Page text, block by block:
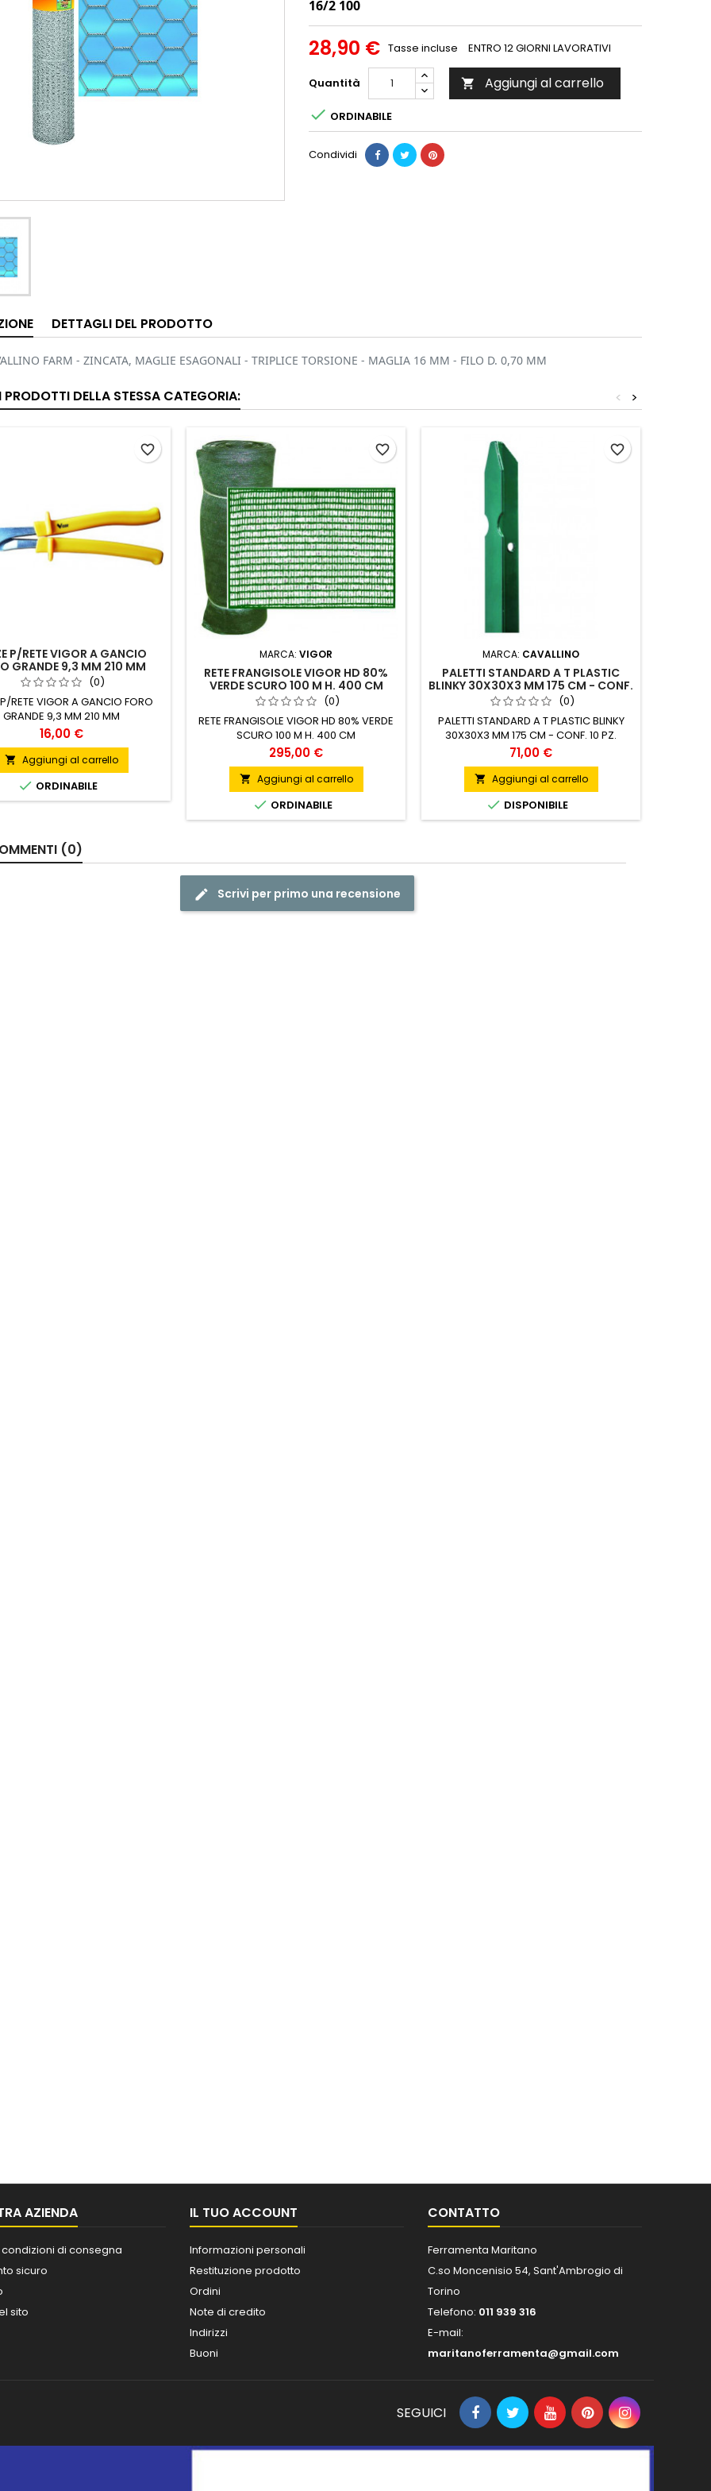
16/2 100
28,90 € Tasse incluse ENTRO 12 GIORNI LAVORATIVI
Quantità  Aggiungi al carrello
 ORDINABILE
Condividi
DETTAGLI DEL PRODOTTO
FARM - ZINCATA, MAGLIE ESAGONALI - TRIPLICE TORSIONE - MAGLIA 16 MM - FILO D. 0,70 MM
PRODOTTI DELLA STESSA CATEGORIA: >
<
P/RETE VIGOR A GANCIO
GRANDE 9,3 MM 210 MM
(0)
RETE VIGOR A GANCIO FORO
GRANDE 9,3 MM 210 MM
Prezzo
16,00 €
 Aggiungi al carrello
 ORDINABILE
favorite_border
MARCA: VIGOR
RETE FRANGISOLE VIGOR HD 80%
VERDE SCURO 100 M H. 400 CM
(0)
RETE FRANGISOLE VIGOR HD 80% VERDE
SCURO 100 M H. 400 CM
Prezzo
295,00 €
 Aggiungi al carrello
 ORDINABILE
favorite_border
MARCA: CAVALLINO
PALETTI STANDARD A T PLASTIC
BLINKY 30X30X3 MM 175 CM - CONF.
10 PZ.
(0)
PALETTI STANDARD A T PLASTIC BLINKY
30X30X3 MM 175 CM - CONF. 10 PZ.
Prezzo
71,00 €
 Aggiungi al carrello
 DISPONIBILE
favorite_border
(0)
Scrivi per primo una recensione
AZIENDA
di consegna
sicuro
sito
IL TUO ACCOUNT
Informazioni personali
Restituzione prodotto
Ordini
Note di credito
Indirizzi
Buoni
CONTATTO
Ferramenta Maritano
C.so Moncenisio 54, Sant'Ambrogio di
Torino
Telefono: 011 939 316
E-mail:
maritanoferramenta@gmail.com
SEGUICI